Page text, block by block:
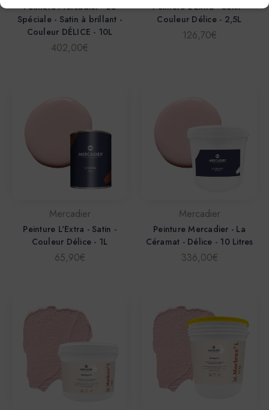
Peinture Mercadier - La
Spéciale - Satin à brillant -
Couleur DÉLICE - 10L
402,00€
Peinture L'Extra - Satin -
Couleur Délice - 2,5L
126,70€
Mercadier
Peinture L'Extra - Satin -
Couleur Délice - 1L
65,90€
Mercadier
Peinture Mercadier - La
Céramat - Délice - 10 Litres
336,00€